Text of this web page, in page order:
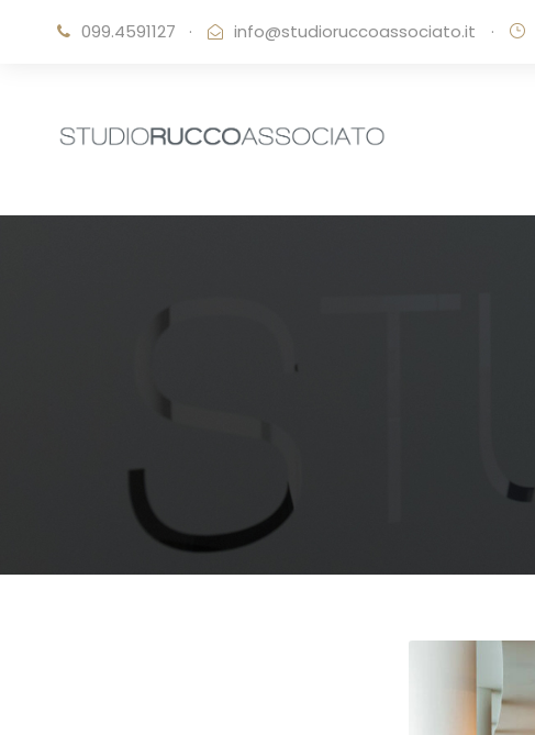
099.4591127 · info@studioruccoassociato.it ·